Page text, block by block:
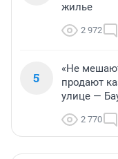
жилье
2 972
5
«Не
продают
улице —
2 770